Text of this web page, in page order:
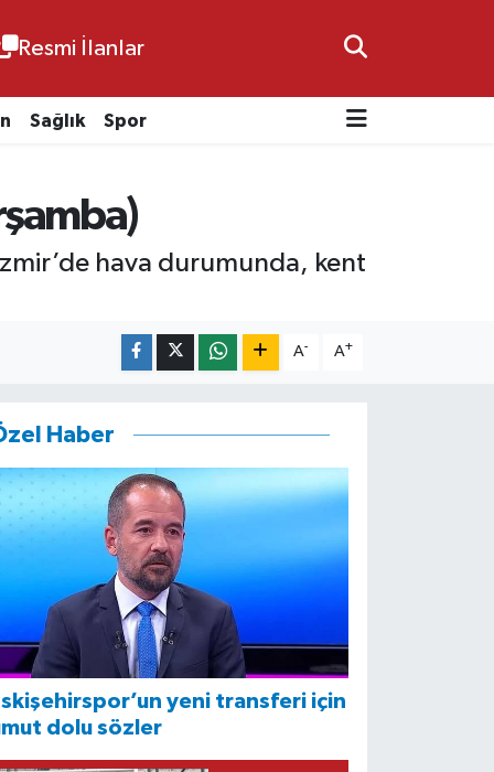
Resmi İlanlar
Sağlık Spor
hava durumunda, kent
A- A+
Haber
yeni transferi için
dolu sözler